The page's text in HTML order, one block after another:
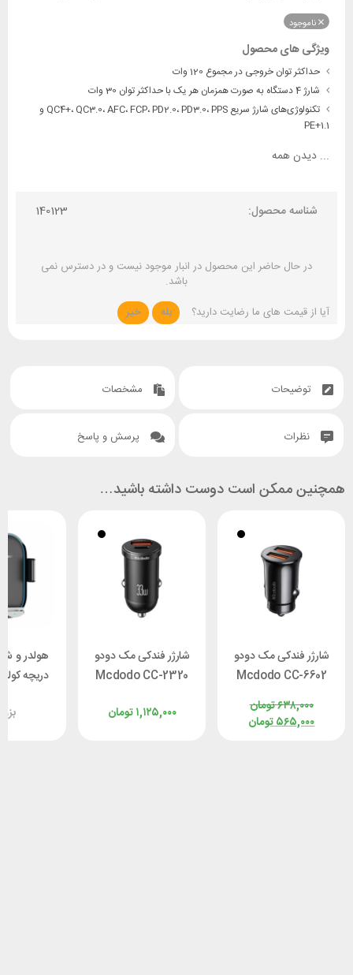
ناموجود
ویژگی های محصول
حداکثر توان خروجی در مجموع 120 وات
شارژ 4 دستگاه به صورت همزمان هر یک با حداکثر توان 30 وات
تکنولوژی‌های شارژ سریع QC4+، QC3.0، AFC، FCP، PD2.0، PD3.0، PPS و
PE+1.1
... دیدن همه
شناسه محصول: 140123
در حال حاضر این محصول در انبار موجود نیست و در دسترس نمی
باشد.
آیا از قیمت های ما رضایت دارید؟
بله خیر
توضیحات مشخصات
نظرات پرسش و پاسخ
همچنین ممکن است دوست داشته باشید…
شارژر فندکی مک دودو
Mcdodo CC-6602
تومان۶۳۸,۰۰۰
تومان۵۶۵,۰۰۰
شارژر فندکی مک دودو
Mcdodo CC-2320
واتتومان۱,۱۲۵,۰۰۰
هولدر و
دریچه
توان 50 وات